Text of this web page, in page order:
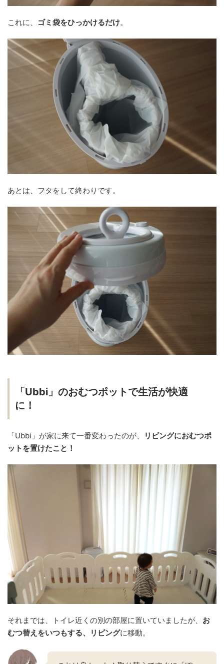
これに、 ゴミ袋をひっかけるだけ。
あとは、フタをして終わりです。
「Ubbi」のおむつポットで生活が快適
に！
「Ubbi」が家に来て一番変わったのが、
リビングにおむつポ
ットを置けたこと！
それまでは、トイレ近くの別の部屋に置いていましたが、 お
むつ替えをいつもする、リビングに移動。